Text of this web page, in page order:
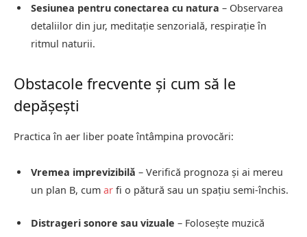
Sesiunea pentru conectarea cu natura – Observarea
detaliilor din jur, meditație senzorială, respirație în
ritmul naturii.
Obstacole frecvente și cum să le
depășești
Practica în aer liber poate întâmpina provocări:
Vremea imprevizibilă – Verifică prognoza și ai mereu
un plan B, cum ar fi o pătură sau un spațiu semi-închis.
Distrageri sonore sau vizuale – Folosește muzică